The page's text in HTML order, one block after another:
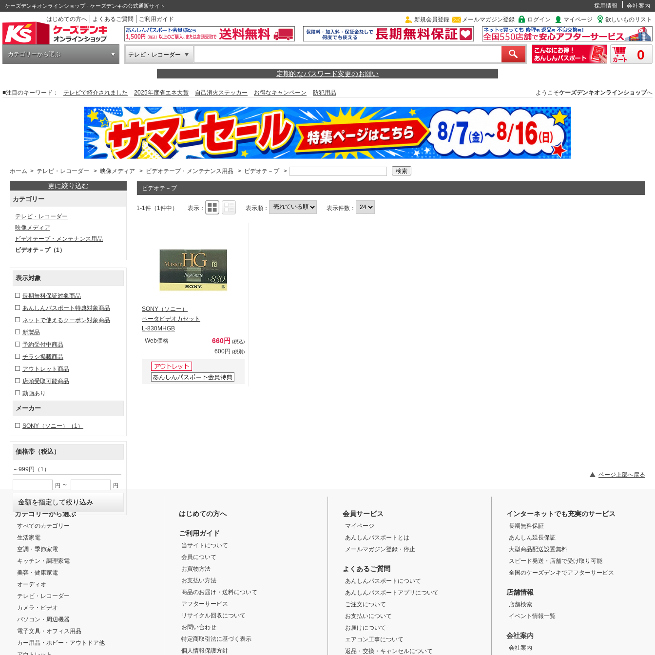
ケーズデンキオンラインショップ - ケーズデンキの公式通販サイト 採用情報
会社案内
はじめての方へ
よくあるご質問 ご利用ガイド 新規会員登録 メールマガジン登録 ログイン マイページ 欲しいものリスト
カテゴリーから選ぶ テレビ・レコーダー 0
定期的なパスワード変更のお願い
■注目のキーワード： テレビで紹介されました 2025年度省エネ大賞 自己消火ステッカー お得なキャンペーン 防犯用品 ようこそケーズデンキオンラインショップへ
ホーム > テレビ・レコーダー > 映像メディア > ビデオテープ・メンテナンス用品 > ビデオテ－プ >
更に絞り込む
カテゴリー
テレビ・レコーダー
映像メディア
ビデオテープ・メンテナンス用品
ビデオテ－プ（1）
表示対象
長期無料保証対象商品
あんしんパスポート特典対象商品
ネットで使えるクーポン対象商品
新製品
予約受付中商品
チラシ掲載商品
アウトレット商品
店頭受取可能商品
動画あり
メーカー
SONY（ソニー） （1）
価格帯（税込）
～999円 （1）
円 ～ 円
ビデオテ－プ
1-1件（1件中） 表示： 表示順： 表示件数：
SONY（ソニー）
ベータビデオカセット
L-830MHGB
Web価格
660円 (税込)
600円 (税別)
ページ上部へ戻る
カテゴリーから選ぶ
すべてのカテゴリー
生活家電
空調・季節家電
キッチン・調理家電
美容・健康家電
オーディオ
テレビ・レコーダー
カメラ・ビデオ
パソコン・周辺機器
電子文具・オフィス用品
カー用品・ホビー・アウトドア他
はじめての方へ
ご利用ガイド
当サイトについて
会員について
お買物方法
お支払い方法
商品のお届け・送料について
アフターサービス
リサイクル回収について
お問い合わせ
特定商取引法に基づく表示
個人情報保護方針
会員サービス
マイページ
あんしんパスポートとは
メールマガジン登録・停止
よくあるご質問
あんしんパスポートについて
あんしんパスポートアプリについて
ご注文について
お支払いについて
お届けについて
エアコン工事について
返品・交換・キャンセルについて
インターネットでも充実のサービス
長期無料保証
あんしん延長保証
大型商品配送設置無料
スピード発送・店舗で受け取り可能
全国のケーズデンキでアフターサービス
店舗情報
店舗検索
イベント情報一覧
会社案内
会社案内